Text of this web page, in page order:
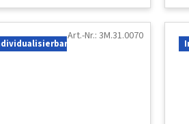
Art.-Nr.: 3M.31.0070